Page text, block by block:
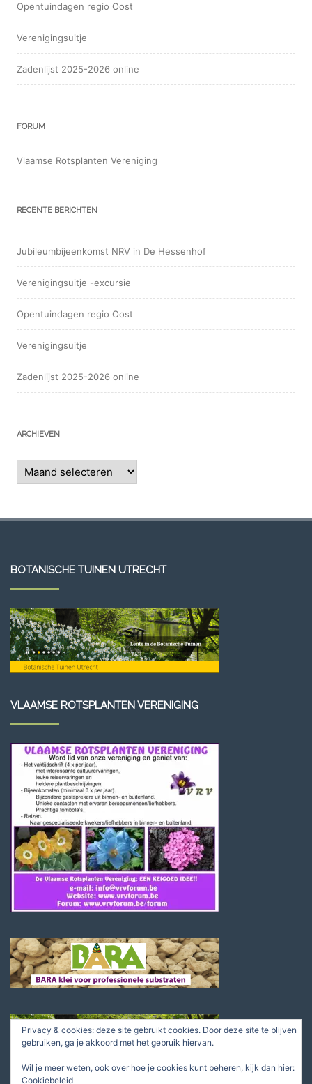
Opentuindagen regio Oost
Verenigingsuitje
Zadenlijst 2025-2026 online
FORUM
Vlaamse Rotsplanten Vereniging
RECENTE BERICHTEN
Jubileumbijeenkomst NRV in De Hessenhof
Verenigingsuitje -excursie
Opentuindagen regio Oost
Verenigingsuitje
Zadenlijst 2025-2026 online
ARCHIEVEN
BOTANISCHE TUINEN UTRECHT
VLAAMSE ROTSPLANTEN VERENIGING
Privacy & cookies: deze site gebruikt cookies. Door deze site te blijven
gebruiken, ga je akkoord met het gebruik hiervan.
Wil je meer weten, ook over hoe je cookies kunt beheren, kijk dan hier:
Cookiebeleid